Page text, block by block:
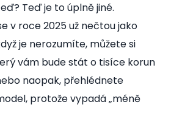
Teď je to úplně jiné.
v roce 2025 už nečtou jako
je nerozumíte, můžete si
vám bude stát o tisíce korun
naopak, přehlédnete
protože vypadá „méně